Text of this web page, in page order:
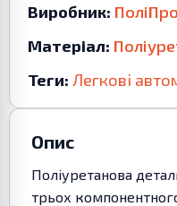
Виробник:
Матеріал:
Теги: Легкові
Опис
Поліуретанова
трьох